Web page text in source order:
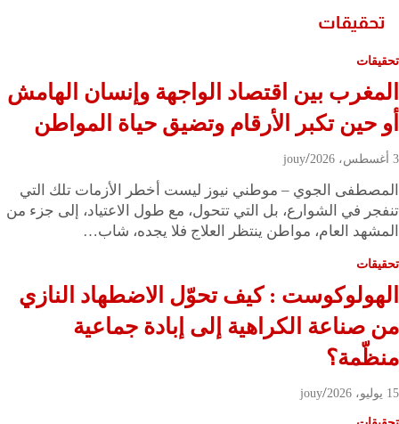
تحقيقات
تحقيقات
المغرب بين اقتصاد الواجهة وإنسان الهامش
أو حين تكبر الأرقام وتضيق حياة المواطن
3 أغسطس، 2026 jouy
المصطفى الجوي – موطني نيوز ليست أخطر الأزمات تلك التي
تنفجر في الشوارع، بل التي تتحول، مع طول الاعتياد، إلى جزء من
المشهد العام، مواطن ينتظر العلاج فلا يجده، شاب…
تحقيقات
الهولوكوست : كيف تحوّل الاضطهاد النازي
من صناعة الكراهية إلى إبادة جماعية
منظّمة؟
15 يوليو، 2026 jouy